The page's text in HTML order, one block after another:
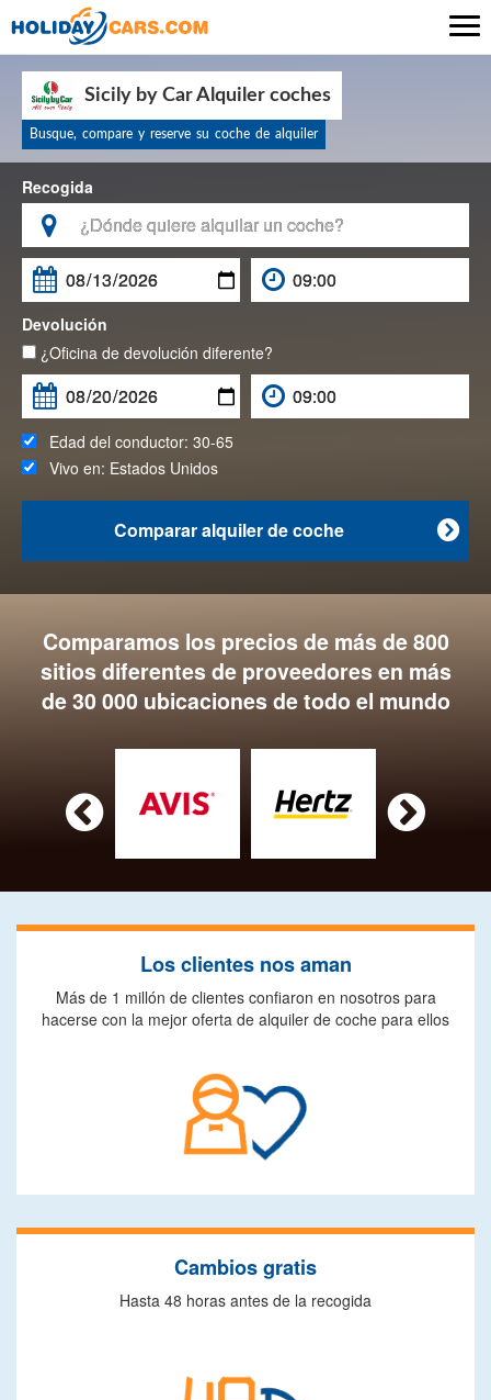
Sicily by Car Alquiler coches
Busque, compare y reserve su coche de alquiler
Recogida


Devolución
¿Oficina de devolución diferente?
Edad del conductor: 30-65
Vivo en: Estados Unidos

Comparar alquiler de coche
Comparamos los precios de más de 800
sitios diferentes de proveedores en más
de 30 000 ubicaciones de todo el mundo
 
Los clientes nos aman
Más de 1 millón de clientes confiaron en nosotros para
hacerse con la mejor oferta de alquiler de coche para ellos
Cambios gratis
Hasta 48 horas antes de la recogida